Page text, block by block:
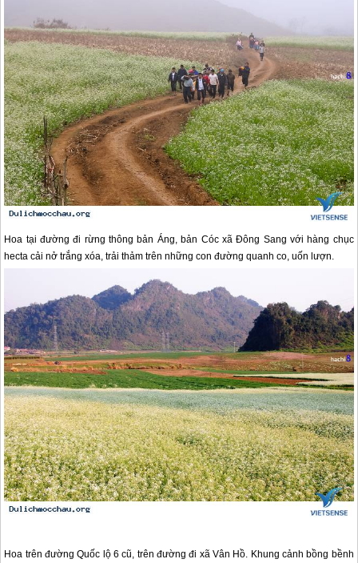
Hoa tại đường đi rừng thông bản Áng, bản Cóc xã Đông Sang với hàng chục
hecta cải nở trắng xóa, trải thảm trên những con đường quanh co, uốn lượn.
Hoa trên đường Quốc lộ 6 cũ, trên đường đi xã Vân Hồ. Khung cảnh bồng bềnh